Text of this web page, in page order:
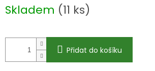
Skladem (11 ks)
Přidat do košíku